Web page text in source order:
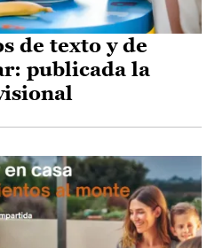
de texto y de
publicada la